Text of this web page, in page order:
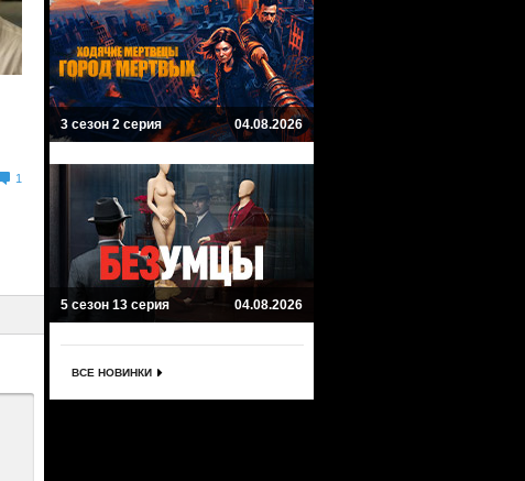
1
3 сезон 2 серия 04.08.2026
5 сезон 13 серия 04.08.2026
ВСЕ НОВИНКИ